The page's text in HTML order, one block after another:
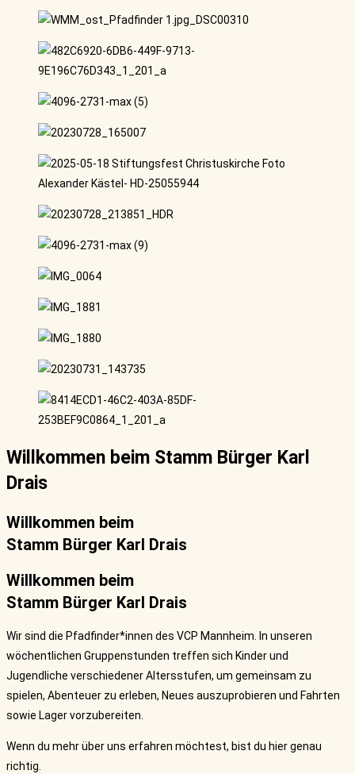
Willkommen beim Stamm Bürger Karl
Drais
Willkommen beim
Stamm Bürger Karl Drais
Willkommen beim
Stamm Bürger Karl Drais
Wir sind die Pfadfinder*innen des VCP Mannheim. In unseren
wöchentlichen Gruppenstunden treffen sich Kinder und
Jugendliche verschiedener Altersstufen, um gemeinsam zu
spielen, Abenteuer zu erleben, Neues auszuprobieren und Fahrten
sowie Lager vorzubereiten.
Wenn du mehr über uns erfahren möchtest, bist du hier genau
richtig.